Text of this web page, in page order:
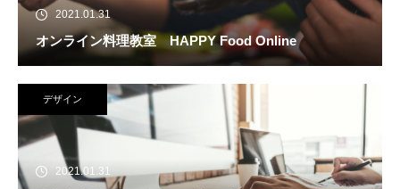
2021.01.31
オンライン料理教室 HAPPY Food Online
デザイン
2021.01.31